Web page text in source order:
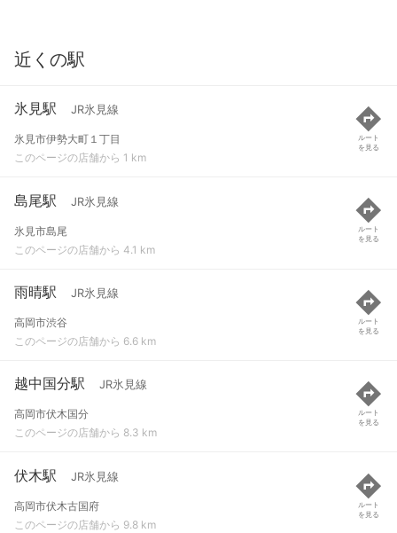
近くの駅
氷見駅 JR氷見線
氷見市伊勢大町１丁目
このページの店舗から 1 km
ルート
を見る
島尾駅 JR氷見線
氷見市島尾
このページの店舗から 4.1 km
ルート
を見る
雨晴駅 JR氷見線
高岡市渋谷
このページの店舗から 6.6 km
ルート
を見る
越中国分駅 JR氷見線
高岡市伏木国分
このページの店舗から 8.3 km
ルート
を見る
伏木駅 JR氷見線
高岡市伏木古国府
このページの店舗から 9.8 km
ルート
を見る